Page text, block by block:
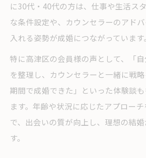
に30代・40代の方は、仕事や生活ス
な条件設定や、カウンセラーのアド
入れる姿勢が成婚につながっています。
特に高津区の会員様の声として、「
を整理し、カウンセラーと一緒に戦
期間で成婚できた」といった体験談
ます。年齢や状況に応じたアプロー
で、出会いの質が向上し、理想の結
す。